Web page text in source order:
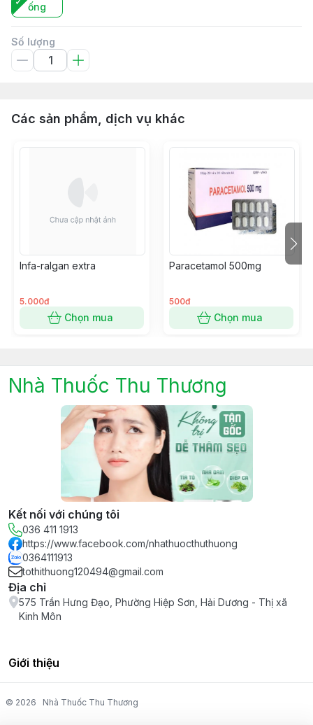
ống
Số lượng
Các sản phẩm, dịch vụ khác
Infa-ralgan extra
5.000đ
Chọn mua
Paracetamol 500mg
500đ
Chọn mua
Nhà Thuốc Thu Thương
Kết nối với chúng tôi
036 411 1913
https://www.facebook.com/nhathuocthuthuong
0364111913
tothithuong120494@gmail.com
Địa chỉ
575 Trần Hưng Đạo, Phường Hiệp Sơn, Hải Dương - Thị xã
Kinh Môn
Giới thiệu
© 2026 Nhà Thuốc Thu Thương